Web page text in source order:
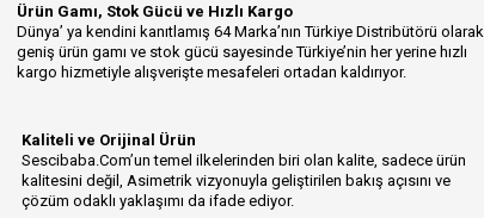
Ürün Gamı, Stok Gücü ve Hızlı Kargo
Dünya’ ya kendini kanıtlamış 64 Marka’nın Türkiye Distribütörü olarak
geniş ürün gamı ve stok gücü sayesinde Türkiye’nin her yerine hızlı
kargo hizmetiyle alışverişte mesafeleri ortadan kaldırıyor.
Kaliteli ve Orijinal Ürün
Sescibaba.Com’un temel ilkelerinden biri olan kalite, sadece ürün
kalitesini değil, Asimetrik vizyonuyla geliştirilen bakış açısını ve
çözüm odaklı yaklaşımı da ifade ediyor.